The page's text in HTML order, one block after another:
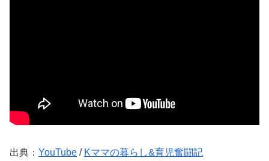
出典： YouTube / Kママの暮らし&育児奮闘記